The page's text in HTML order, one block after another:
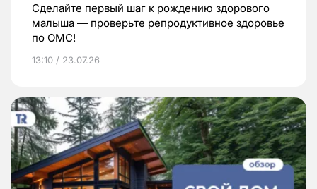
Сделайте первый шаг к рождению здорового
малыша — проверьте репродуктивное здоровье
по ОМС!
13:10 / 23.07.26